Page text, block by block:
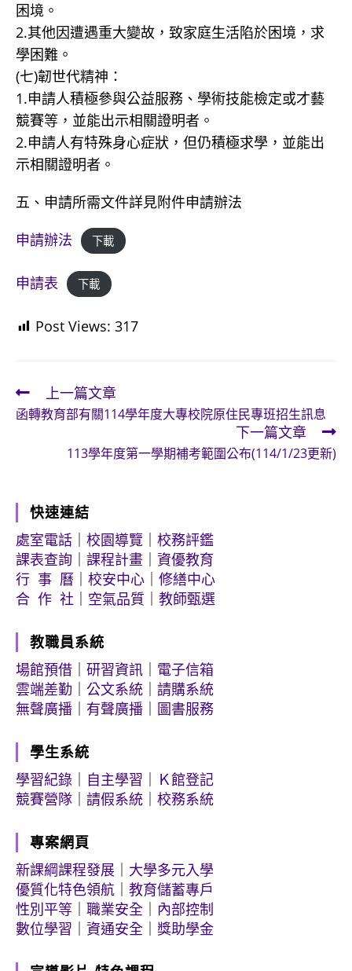
困境。
2.其他因遭遇重大變故，致家庭生活陷於困境，求
學困難。
(七)韌世代精神：
1.申請人積極參與公益服務、學術技能檢定或才藝
競賽等，並能出示相關證明者。
2.申請人有特殊身心症狀，但仍積極求學，並能出
示相關證明者。
五、申請所需文件詳見附件申請辦法
申請辦法
下載
申請表 下載
Post Views: 317
Read
more
articles
上一篇文章
函轉教育部有關114學年度大專校院原住民專班招生訊息
下一篇文章
113學年度第一學期補考範圍公布(114/1/23更新)
快速連結
處室電話
校園導覽
校務評鑑
課表查詢
課程計畫
資優教育
行 事 曆
校安中心
修繕中心
合 作 社
空氣品質 教師甄選
教職員系統
場館預借
研習資訊
電子信箱
雲端差勤
公文系統
請購系統
無聲廣播
有聲廣播 圖書服務
學生系統
學習紀錄
自主學習
Ｋ館登記
競賽營隊
請假系統 校務系統
專案網頁
新課綱課程發展
大學多元入學
優質化特色領航
教育儲蓄專戶
性別平等
職業安全
內部控制
數位學習
資通安全 獎助學金